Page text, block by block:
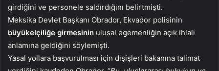
girdiğini ve personele saldırdığını belirtmişti.
Meksika Devlet Başkanı Obrador, Ekvador polisinin
büyükelçiliğe girmesinin ulusal egemenliğin açık ihlali
anlamına geldiğini söylemişti.
Yasal yollara başvurulması için dışişleri bakanına talimat